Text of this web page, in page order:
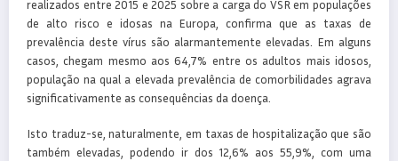
realizados entre 2015 e 2025 sobre a carga do VSR em populações
de alto risco e idosas na Europa, confirma que as taxas de
prevalência deste vírus são alarmantemente elevadas. Em alguns
casos, chegam mesmo aos 64,7% entre os adultos mais idosos,
população na qual a elevada prevalência de comorbilidades agrava
significativamente as consequências da doença.
Isto traduz-se, naturalmente, em taxas de hospitalização que são
também elevadas, podendo ir dos 12,6% aos 55,9%, com uma